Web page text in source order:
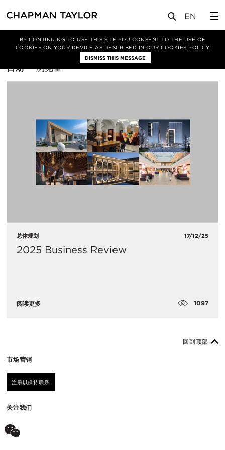
BY CONTINUING TO USE THIS SITE YOU CONSENT TO THE USE OF
COOKIES ON YOUR DEVICE AS DESCRIBED IN OURCOOKIES POLICY
DISMISS THIS MESSAGE
筛选条件
排
方
日期 浏览量
总体规划 17/12/25
2025 Business Review
阅读更多 1097
市场营销
注册以保持联系
关注我们
回到顶部